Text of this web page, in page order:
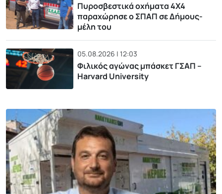
Πυροσβεστικά οχήματα 4Χ4
παραχώρησε ο ΣΠΑΠ σε Δήμους-
μέλη του
05.08.2026 | 12:03
Φιλικός αγώνας μπάσκετ ΓΣΑΠ –
Harvard University